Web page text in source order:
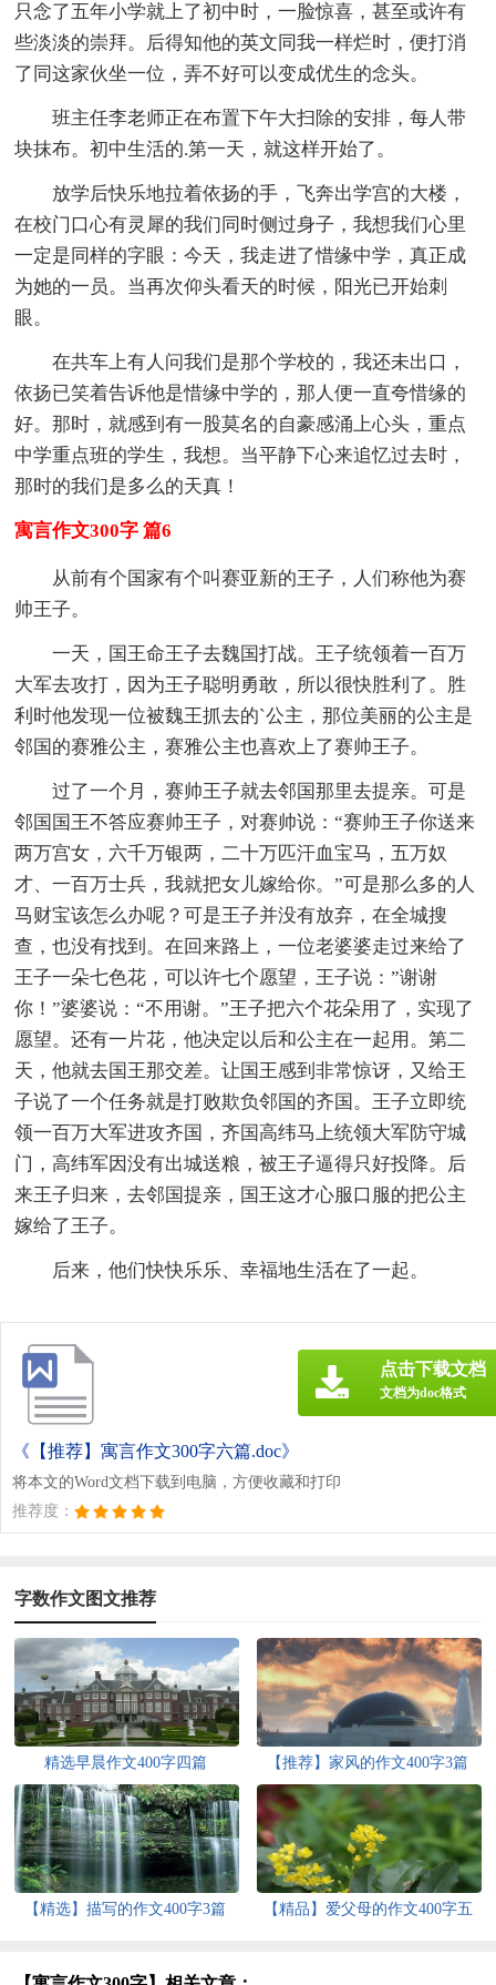
只念了五年小学就上了初中时，一脸惊喜，甚至或许有
些淡淡的崇拜。后得知他的英文同我一样烂时，便打消
了同这家伙坐一位，弄不好可以变成优生的念头。
班主任李老师正在布置下午大扫除的安排，每人带
块抹布。初中生活的.第一天，就这样开始了。
放学后快乐地拉着依扬的手，飞奔出学宫的大楼，
在校门口心有灵犀的我们同时侧过身子，我想我们心里
一定是同样的字眼：今天，我走进了惜缘中学，真正成
为她的一员。当再次仰头看天的时候，阳光已开始刺
眼。
在共车上有人问我们是那个学校的，我还未出口，
依扬已笑着告诉他是惜缘中学的，那人便一直夸惜缘的
好。那时，就感到有一股莫名的自豪感涌上心头，重点
中学重点班的学生，我想。当平静下心来追忆过去时，
那时的我们是多么的天真！
寓言作文300字 篇6
从前有个国家有个叫赛亚新的王子，人们称他为赛
帅王子。
一天，国王命王子去魏国打战。王子统领着一百万
大军去攻打，因为王子聪明勇敢，所以很快胜利了。胜
利时他发现一位被魏王抓去的`公主，那位美丽的公主是
邻国的赛雅公主，赛雅公主也喜欢上了赛帅王子。
过了一个月，赛帅王子就去邻国那里去提亲。可是
邻国国王不答应赛帅王子，对赛帅说：“赛帅王子你送来
两万宫女，六千万银两，二十万匹汗血宝马，五万奴
才、一百万士兵，我就把女儿嫁给你。”可是那么多的人
马财宝该怎么办呢？可是王子并没有放弃，在全城搜
查，也没有找到。在回来路上，一位老婆婆走过来给了
王子一朵七色花，可以许七个愿望，王子说：”谢谢
你！”婆婆说：“不用谢。”王子把六个花朵用了，实现了
愿望。还有一片花，他决定以后和公主在一起用。第二
天，他就去国王那交差。让国王感到非常惊讶，又给王
子说了一个任务就是打败欺负邻国的齐国。王子立即统
领一百万大军进攻齐国，齐国高纬马上统领大军防守城
门，高纬军因没有出城送粮，被王子逼得只好投降。后
来王子归来，去邻国提亲，国王这才心服口服的把公主
嫁给了王子。
后来，他们快快乐乐、幸福地生活在了一起。
《【推荐】寓言作文300字六篇.doc》
将本文的Word文档下载到电脑，方便收藏和打印
推荐度：
点击下载文档
文档为doc格式
字数作文图文推荐
精选早晨作文400字四篇 【推荐】家风的作文400字3篇
【精选】描写的作文400字3篇
【精品】爱父母的作文400字五